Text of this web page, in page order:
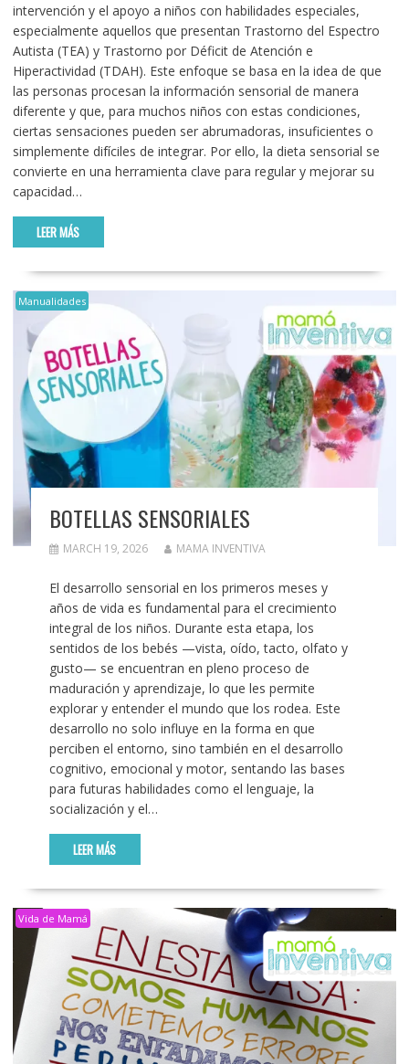
intervención y el apoyo a niños con habilidades especiales,
especialmente aquellos que presentan Trastorno del Espectro
Autista (TEA) y Trastorno por Déficit de Atención e
Hiperactividad (TDAH). Este enfoque se basa en la idea de que
las personas procesan la información sensorial de manera
diferente y que, para muchos niños con estas condiciones,
ciertas sensaciones pueden ser abrumadoras, insuficientes o
simplemente difíciles de integrar. Por ello, la dieta sensorial se
convierte en una herramienta clave para regular y mejorar su
capacidad…
LEER MÁS
Manualidades
BOTELLAS SENSORIALES
MARCH 19, 2026 MAMA INVENTIVA
El desarrollo sensorial en los primeros meses y
años de vida es fundamental para el crecimiento
integral de los niños. Durante esta etapa, los
sentidos de los bebés —vista, oído, tacto, olfato y
gusto— se encuentran en pleno proceso de
maduración y aprendizaje, lo que les permite
explorar y entender el mundo que los rodea. Este
desarrollo no solo influye en la forma en que
perciben el entorno, sino también en el desarrollo
cognitivo, emocional y motor, sentando las bases
para futuras habilidades como el lenguaje, la
socialización y el…
LEER MÁS
Vida de Mamá